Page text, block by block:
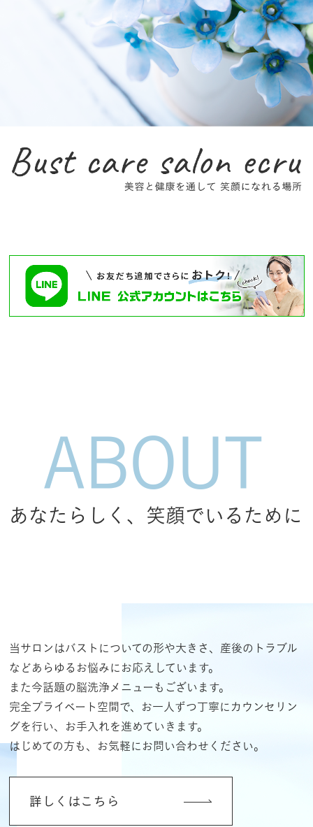
あなたらしく、笑顔でいるために
当サロンはバストについての形や大きさ、産後のトラブル
などあらゆるお悩みにお応えしています。
また今話題の脳洗浄メニューもございます。
完全プライベート空間で、お一人ずつ丁寧にカウンセリン
グを行い、お手入れを進めていきます。
はじめての方も、お気軽にお問い合わせください。